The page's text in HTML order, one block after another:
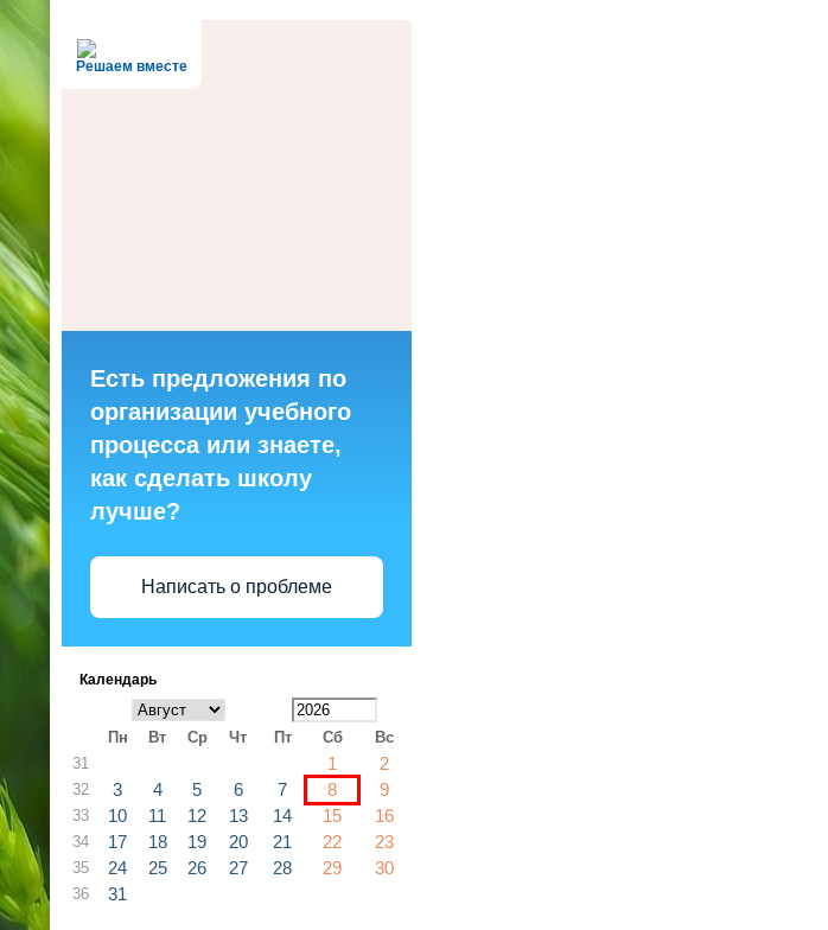
Решаем вместе
Есть предложения по
организации учебного
процесса или знаете,
как сделать школу
лучше?
Написать о проблеме
Календарь
Пн Вт Ср Чт Пт Сб
Вс
31
1 2
32 3 4 5 6 7 8 9
33 10 11 12 13 14 15 16
34 17 18 19 20 21 22 23
35 24 25 26 27 28 29 30
36 31